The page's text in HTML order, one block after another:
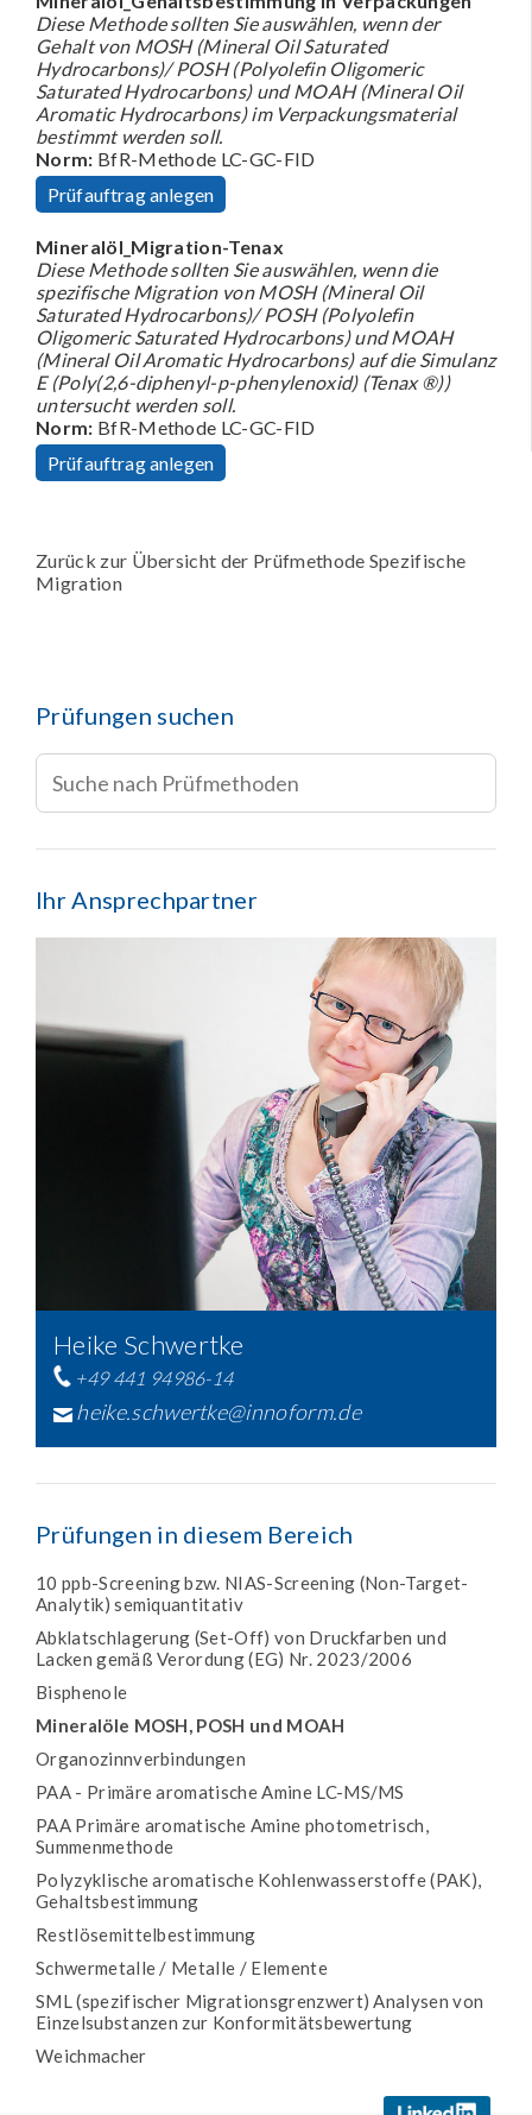
Diese Methode sollten Sie auswählen, wenn der
Gehalt von MOSH (Mineral Oil Saturated
Hydrocarbons)/ POSH (Polyolefin Oligomeric
Saturated Hydrocarbons) und MOAH (Mineral Oil
Aromatic Hydrocarbons) im Verpackungsmaterial
bestimmt werden soll.
Norm: BfR-Methode LC-GC-FID
Prüfauftrag anlegen
Mineralöl_Migration-Tenax
Diese Methode sollten Sie auswählen, wenn die
spezifische Migration von MOSH (Mineral Oil
Saturated Hydrocarbons)/ POSH (Polyolefin
Oligomeric Saturated Hydrocarbons) und MOAH
(Mineral Oil Aromatic Hydrocarbons) auf die Simulanz
E (Poly(2,6-diphenyl-p-phenylenoxid) (Tenax ®))
untersucht werden soll.
Norm: BfR-Methode LC-GC-FID
Prüfauftrag anlegen
Zurück zur Übersicht der Prüfmethode Spezifische
Migration
Prüfungen suchen
Ihr Ansprechpartner
Heike Schwertke
+49 441 94986-14
heike.schwertke@innoform.de
Prüfungen in diesem Bereich
10 ppb-Screening bzw. NIAS-Screening (Non-Target-
Analytik) semiquantitativ
Abklatschlagerung (Set-Off) von Druckfarben und
Lacken gemäß Verordung (EG) Nr. 2023/2006
Bisphenole
Mineralöle MOSH, POSH und MOAH
Organozinnverbindungen
PAA - Primäre aromatische Amine LC-MS/MS
PAA Primäre aromatische Amine photometrisch,
Summenmethode
Polyzyklische aromatische Kohlenwasserstoffe (PAK),
Gehaltsbestimmung
Restlösemittelbestimmung
Schwermetalle / Metalle / Elemente
SML (spezifischer Migrationsgrenzwert) Analysen von
Einzelsubstanzen zur Konformitätsbewertung
Weichmacher